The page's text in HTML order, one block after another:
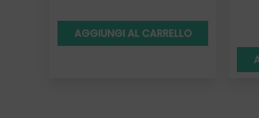
AGGIUNGI AL CARRELLO